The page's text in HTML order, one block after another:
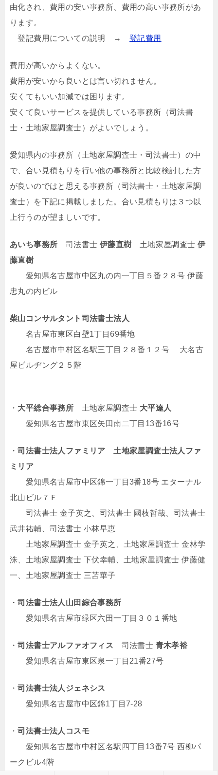
由化され、費用の安い事務所、費用の高い事務所があ
ります。
登記費用についての説明 → 登記費用
費用が高いからよくない。
費用が安いから良いとは言い切れません。
安くてもいい加減では困ります。
安くて良いサービスを提供している事務所（司法書
士・土地家屋調査士）がよいでしょう。
愛知県内の事務所（土地家屋調査士・司法書士）の中
で、合い見積もりを行い他の事務所と比較検討した方
が良いのではと思える事務所（司法書士・土地家屋調
査士）を下記に掲載しました。合い見積もりは３つ以
上行うのが望ましいです。
あいち事務所 司法書士 伊藤直樹 土地家屋調査士伊
藤直樹
愛知県名古屋市中区丸の内一丁目５番２８号 伊藤
忠丸の内ビル
柴山コンサルタント司法書士法人
名古屋市東区白壁1丁目69番地
名古屋市中村区名駅三丁目２８番１２号 大名古
屋ビルヂング２５階
・ 大平総合事務所 土地家屋調査士 大平達人
愛知県名古屋市東区矢田南二丁目13番16号
・司法書士法人ファミリア
土地家屋調査士法人ファ
ミリア
愛知県名古屋市中区錦一丁目3番18号 エターナル
北山ビル７Ｆ
司法書士 金子英之、司法書士 國枝哲哉、司法書士
武井祐輔、司法書士 小林早恵
土地家屋調査士 金子英之、土地家屋調査士 金林学
洙、土地家屋調査士 下伏幸輔、土地家屋調査士 伊藤健
一、土地家屋調査士 三苫華子
・司法書士法人山田綜合事務所
愛知県名古屋市緑区六田一丁目３０１番地
・司法書士アルファオフィス 司法書士 青木孝裕
愛知県名古屋市東区泉一丁目21番27号
・司法書士法人ジェネシス
愛知県名古屋市中区錦1丁目7-28
・司法書士法人コスモ
愛知県名古屋市中村区名駅四丁目13番7号 西柳パ
ークビル4階